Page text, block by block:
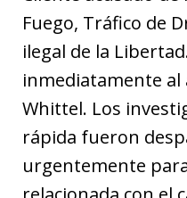
Fuego, Tráfico de
ilegal de la
inmediatamente al
Whittel. Los
rápida fueron
urgentemente